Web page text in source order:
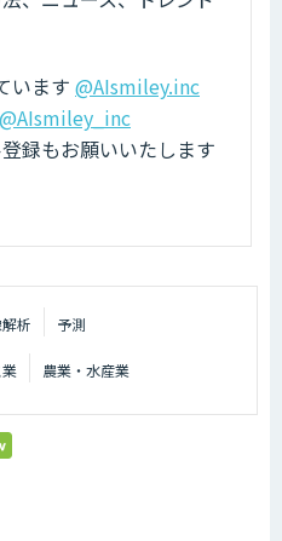
います @AIsmiley.inc
@AIsmiley_inc
録もお願いいたします
析 予測
農業・水産業